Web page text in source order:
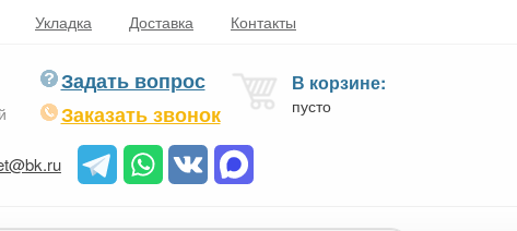
Укладка Доставка Контакты
Задать вопрос
Заказать звонок
В корзине:
пусто